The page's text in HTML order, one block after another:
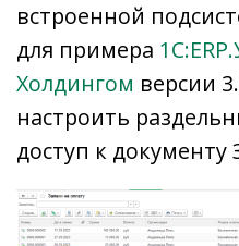
встроенной
для примера
Холдингом версии
настроить
доступ к документу